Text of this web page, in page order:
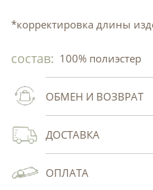
*корректировка длины
состав: 100% полиэстер
ОБМЕН И ВОЗВРАТ
ДОСТАВКА
ОПЛАТА